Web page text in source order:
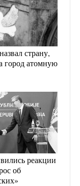
страну,
город атомную
реакции
об